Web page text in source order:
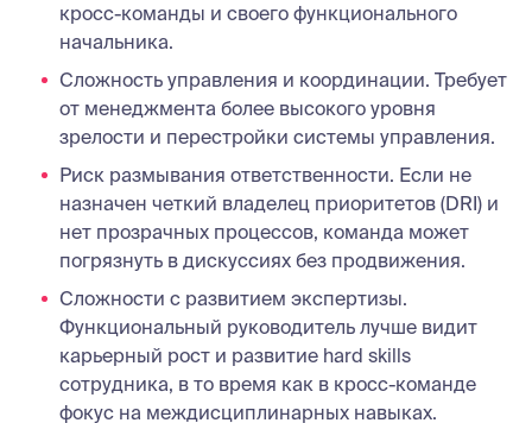
кросс-команды и своего функционального
начальника.
Сложность управления и координации. Требует
от менеджмента более высокого уровня
зрелости и перестройки системы управления.
Риск размывания ответственности. Если не
назначен четкий владелец приоритетов (DRI) и
нет прозрачных процессов, команда может
погрязнуть в дискуссиях без продвижения.
Сложности с развитием экспертизы.
Функциональный руководитель лучше видит
карьерный рост и развитие hard skills
сотрудника, в то время как в кросс-команде
фокус на междисциплинарных навыках.